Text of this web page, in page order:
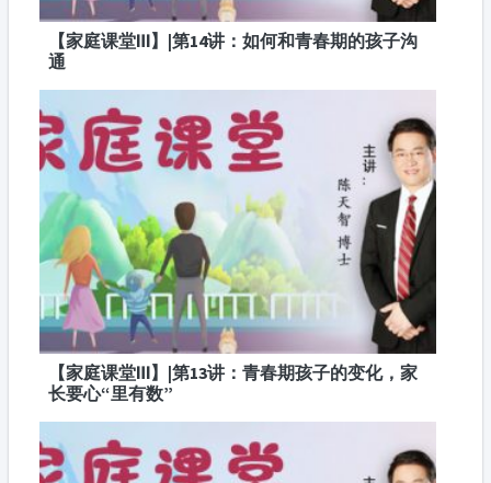
【家庭课堂Ⅲ】|第14讲：如何和青春期的孩子沟
通
【家庭课堂Ⅲ】|第13讲：青春期孩子的变化，家
长要心“里有数”